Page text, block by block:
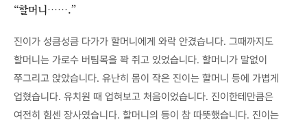
“할머니…….”
진이가 성큼성큼 다가가 할머니에게 와락 안겼습니다. 그때까지도
할머니는 가로수 버팀목을 꽉 쥐고 있었습니다. 할머니가 말없이
쭈그리고 앉았습니다. 유난히 몸이 작은 진이는 할머니 등에 가볍게
업혔습니다. 유치원 때 업혀보고 처음이었습니다. 진이한테만큼은
여전히 힘센 장사였습니다. 할머니의 등이 참 따뜻했습니다. 진이는